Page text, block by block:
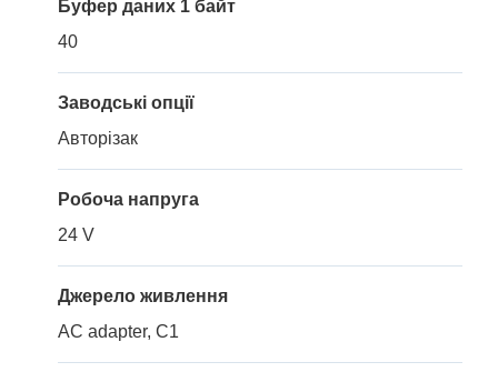
Буфер даних 1 байт
40
Заводські опції
Авторізак
Робоча напруга
24 V
Джерело живлення
AC adapter, C1